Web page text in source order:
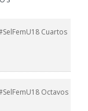
Cuartos
Octavos